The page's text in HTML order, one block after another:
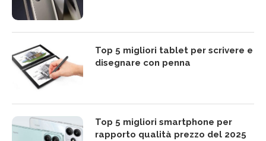
Top 5 migliori tablet per scrivere e
disegnare con penna
Top 5 migliori smartphone per
rapporto qualità prezzo del 2025